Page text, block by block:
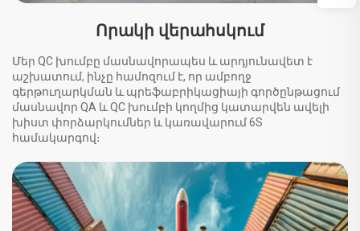
Որակի վերահսկում
Մեր QC խումբը մասնավորապես և արդյունավետ է
աշխատում, ինչը համոզում է, որ ամբողջ
գերթուղարկման և պրեֆաբրիկացիայի գործընթացում
մասնավոր QA և QC խումբի կողմից կատարվեն ավելի
խիստ փորձարկումներ և կառավարում 6S
համակարգով։